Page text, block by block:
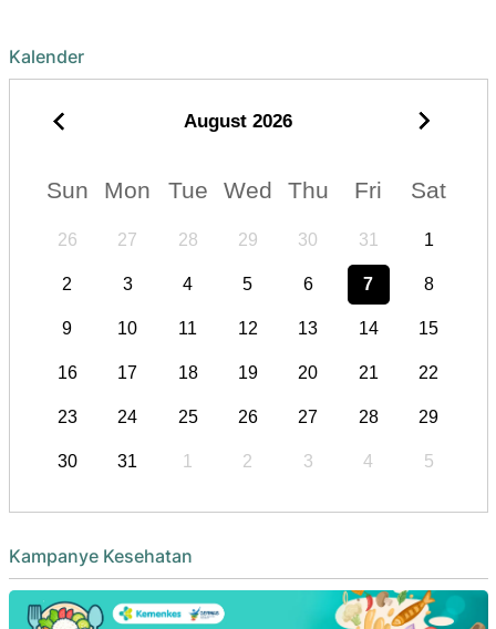
Kalender
August 2026
Sun Mon Tue Wed Thu Fri Sat
26 27 28 29 30 31 1
2 3 4 5 6 7 8
9 10 11 12 13 14 15
16 17 18 19 20 21 22
23 24 25 26 27 28 29
30 31 1 2 3 4 5
Kampanye Kesehatan